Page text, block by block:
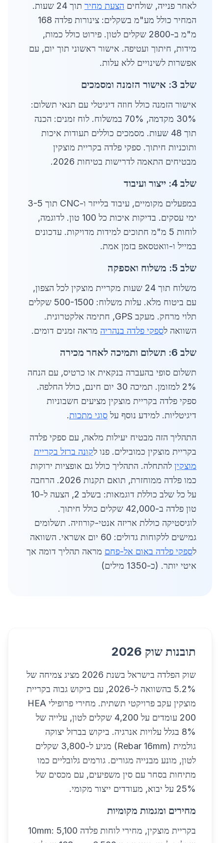
לאחר פנייה, שולחים הצעת מחיר
תוך 24 שעות.
המחיר כולל מע"מ בשקלים: צינורות פלדה 168
מ"מ ב-2800 שקלים לטון. פירוט כולל כמות,
מידות, חיתוך ועטיפה. אישור ראשוני תוך יום, עם
אפשרות לשינויים ללא עלות.
שלב 3: אישור הזמנה ומסמכים
אישור הזמנה כולל חוזה דיגיטלי עם תנאי תשלום:
30% מקדמה, 70% במשלוח. לוח זמנים: הכנה
תוך 48 שעות. מסמכים כוללים תעודות איכות
ותוכניות חיתוך. ספקי פלדה בקריית מוצקין
מבטיחים התאמה לדרישות בטיחות 2026.
שלב 4: ייצור ועיבוד
במפעלים מקומיים, עיבוד בלייזר ו-CNC תוך 3-5
ימי עסקים. בדיקות איכות כל 100 טון. לדוגמה,
לוחות 5 מ"מ חתוכים למידות מדויקות. עדכונים
במייל ו-וואטסאפ בזמן אמת.
שלב 5: משלוח ואספקה
משלוח תוך 24 שעות מקריית מוצקין לכל הצפון,
עם ביטוח מלא. עלות משלוח: 500-1500 שקלים
תלוי מרחק. מעקב GPS, חתימה אלקטרונית.
השוואה לספקי פלדה בנהריה מראה זמנים דומים.
שלב 6: תשלום ותמיכה לאחר מכירה
תשלום סופי בהעברה בנקאית או כרטיס, עם הנחה
2% למזומן. תמיכה 30 יום חינם, כולל החלפה.
ספקי פלדה בקריית מוצקין מציעים חשבוניות
דיגיטליות. למידע נוסף על סוגי מתכות.
התהליך הזה מבטיח יעילות מלאה, עם ספקי פלדה
בקריית מוצקין כמובילים. פנו לקונה ברזל בקריית
מוצקין להתחלה. התהליך כולל גם אופציות ירוקות
כמו פלדה ממוחזרת, תואם תקנות 2026. הרחבה
על כל שלב כוללת דוגמאות: בשלב 2, הצעה ל-10
טון פלדה ב-42,000 שקלים כולל חיתוך.
לוגיסטיקה כוללת אריזה אנטי-קורוזיה. תשלומים
גמישים ללקוחות גדולים: 60 יום אשראי. השוואה
לספקי פלדה באום אל-פחם מראה תהליך דומה אך
איטי יותר. (כ-1350 מילים)
תובנות שוק 2026
שוק הפלדה בישראל בשנת 2026 מציג צמיחה של
5.2% בהשוואה ל-2026, עם ביקוש גבוה בקריית
מוצקין עקב פרויקטי תשתית. מחירי פרופילי HEA
200 עומדים על 4,200 שקלים לטון, עלייה של
8% בגלל עלויות אנרגיה. ביקוש בברזל יצוקה
גולמית (Rebar 16mm) מגיע ל-3,800 שקלים
לטון, מונע מבנייה מגורים. גורמים גלובליים כמו
מתיחות בסחר עם סין משפיעים, עם מכסים של
25% על יבוא, מעודדים ייצור מקומי.
מחירים ומגמות מקומיות
בקריית מוצקין, מחירי לוחות פלדה 10mm: 5,100